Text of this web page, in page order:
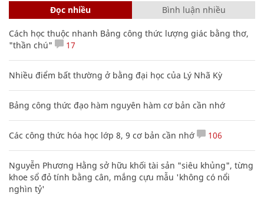
Đọc nhiều Bình luận nhiều
Cách học thuộc nhanh Bảng công thức lượng giác bằng thơ,
"thần chú"
17
Nhiều điểm bất thường ở bằng đại học của Lý Nhã Kỳ
Bảng công thức đạo hàm nguyên hàm cơ bản cần nhớ
Các công thức hóa học lớp 8, 9 cơ bản cần nhớ 106
Nguyễn Phương Hằng sở hữu khối tài sản "siêu khủng", từng
khoe sổ đỏ tính bằng cân, mắng cựu mẫu 'không có nổi
nghìn tỷ'